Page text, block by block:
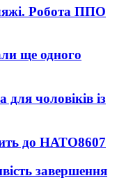
Робота ППО
ще одного
чоловіків із
до НАТО8607
завершення